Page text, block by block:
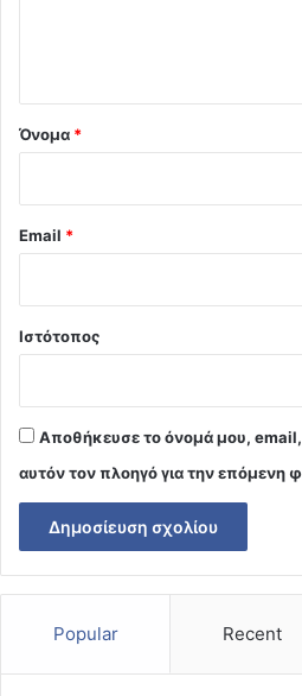
Όνομα *
Email *
Ιστότοπος
Αποθήκευσε το όνομά μου, email,
αυτόν τον πλοηγό για την επόμενη
Popular Recent